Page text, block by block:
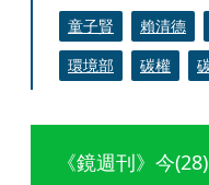
童子賢 賴清德
環境部
碳權
《鏡週刊》今